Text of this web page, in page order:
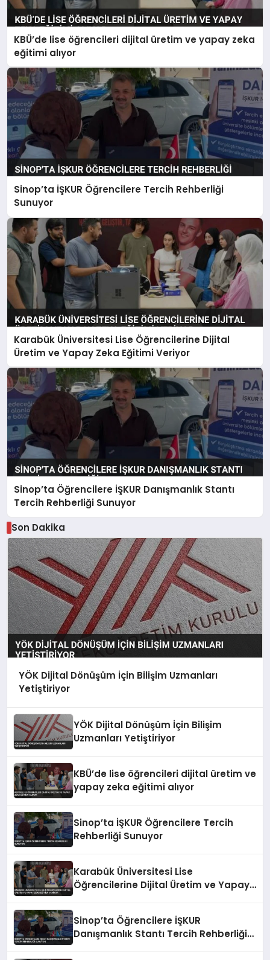
KBÜ’de lise öğrencileri dijital üretim ve yapay zeka
eğitimi alıyor
Sinop’ta İŞKUR Öğrencilere Tercih Rehberliği
Sunuyor
Karabük Üniversitesi Lise Öğrencilerine Dijital
Üretim ve Yapay Zeka Eğitimi Veriyor
Sinop’ta Öğrencilere İŞKUR Danışmanlık Stantı
Tercih Rehberliği Sunuyor
Son Dakika
YÖK Dijital Dönüşüm İçin Bilişim Uzmanları
Yetiştiriyor
YÖK Dijital Dönüşüm İçin Bilişim
Uzmanları Yetiştiriyor
KBÜ’de lise öğrencileri dijital üretim ve
yapay zeka eğitimi alıyor
Sinop’ta İŞKUR Öğrencilere Tercih
Rehberliği Sunuyor
Karabük Üniversitesi Lise
Öğrencilerine Dijital Üretim ve Yapay
Sinop’ta Öğrencilere İŞKUR
Danışmanlık Stantı Tercih Rehberliği